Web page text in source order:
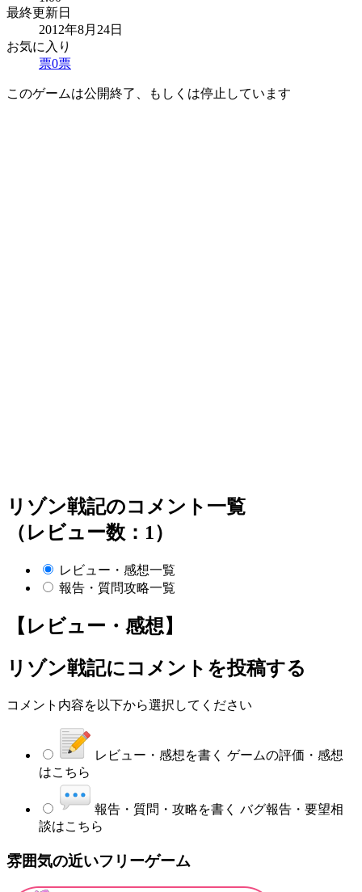
最終更新日
2012年8月24日
お気に入り
票0票
このゲームは公開終了、もしくは停止しています
リゾン戦記のコメント一覧
（レビュー数：1）
レビュー・感想一覧
報告・質問攻略一覧
【レビュー・感想】
リゾン戦記にコメントを投稿する
コメント内容を以下から選択してください
レビュー・感想を書く ゲームの評価・感想
はこちら
報告・質問・攻略を書く バグ報告・要望相
談はこちら
雰囲気の近いフリーゲーム